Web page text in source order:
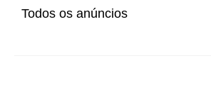
Todos os anúncios